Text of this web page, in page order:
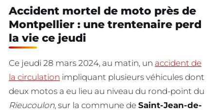
Accident mortel de moto près de
Montpellier : une trentenaire perd
la vie ce jeudi
Ce jeudi 28 mars 2024, au matin, un accident de
la circulation impliquant plusieurs véhicules dont
deux motos a eu lieu au niveau du rond-point du
Rieucoulon, sur la commune de Saint-Jean-de-